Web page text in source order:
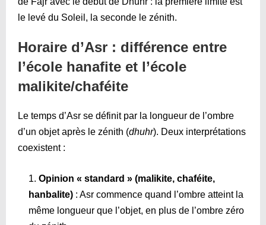
le levé du Soleil, la seconde le zénith.
Horaire d’Asr : différence entre
l’école hanafite et l’école
malikite/chaféite
Le temps d’Asr se définit par la longueur de l’ombre
d’un objet après le zénith (dhuhr). Deux interprétations
coexistent :
Opinion « standard » (malikite, chaféite,
hanbalite) : Asr commence quand l’ombre atteint la
même longueur que l’objet, en plus de l’ombre zéro